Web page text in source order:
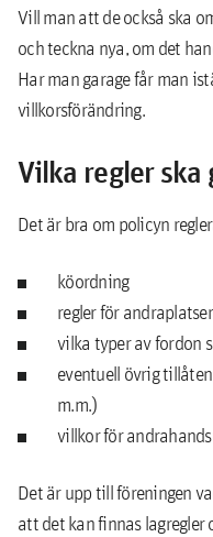
Vill man att de också ska
och teckna nya, om det
Har man garage får man
villkorsförändring.
Vilka regler ska
Det är bra om policyn
köordning
regler för andraplatser
vilka typer av fordon
eventuell övrig
m.m.)
villkor för
Det är upp till föreningen
att det kan finnas lagregler